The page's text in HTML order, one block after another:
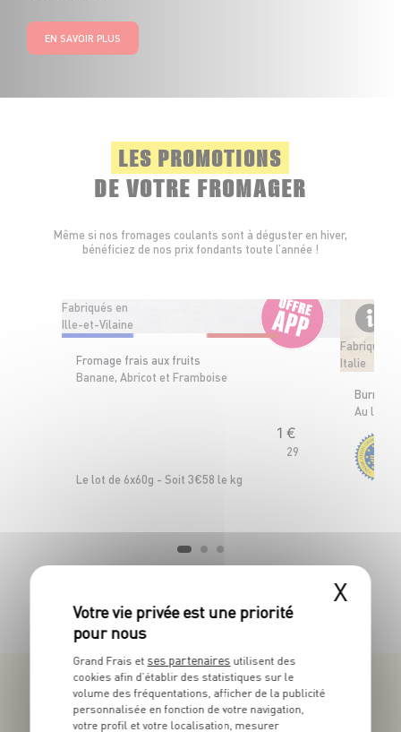
EN SAVOIR PLUS
LES PROMOTIONS
DE VOTRE FROMAGER
Même si nos fromages coulants sont à déguster en hiver,
bénéficiez de nos prix fondants toute l’année !
Fabriqués en
Ille-et-Vilaine
Fromage frais aux fruits
Banane, Abricot et Framboise
1 €
29
Le lot de 6x60g - Soit 3€58 le kg
Fabriquée
Italie
Burrata
Au lait
X
Grand Frais et ses partenaires utilisent des
cookies afin d’établir des statistiques sur le
volume des fréquentations, afficher de la publicité
personnalisée en fonction de votre navigation,
votre profil et votre localisation, mesurer